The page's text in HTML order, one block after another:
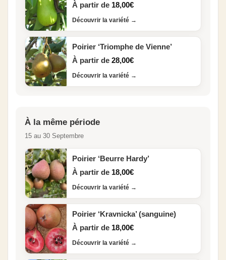
À partir de 18,00€
Découvrir la variété →
Poirier ‘Triomphe de Vienne’
À partir de 28,00€
Découvrir la variété →
À la même période
15 au 30 Septembre
Poirier ‘Beurre Hardy’
À partir de 18,00€
Découvrir la variété →
Poirier ‘Kravnicka’ (sanguine)
À partir de 18,00€
Découvrir la variété →